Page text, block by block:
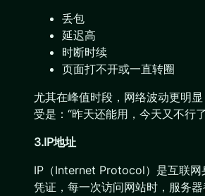
丢包
延迟高
时断时续
页面打不开或一直转圈
尤其在峰值时段，网络波动更明
受是：“昨天还能用，今天又不行了
3.IP地址
IP（Internet Protocol）是互联网
凭证，每一次访问网站时，服务